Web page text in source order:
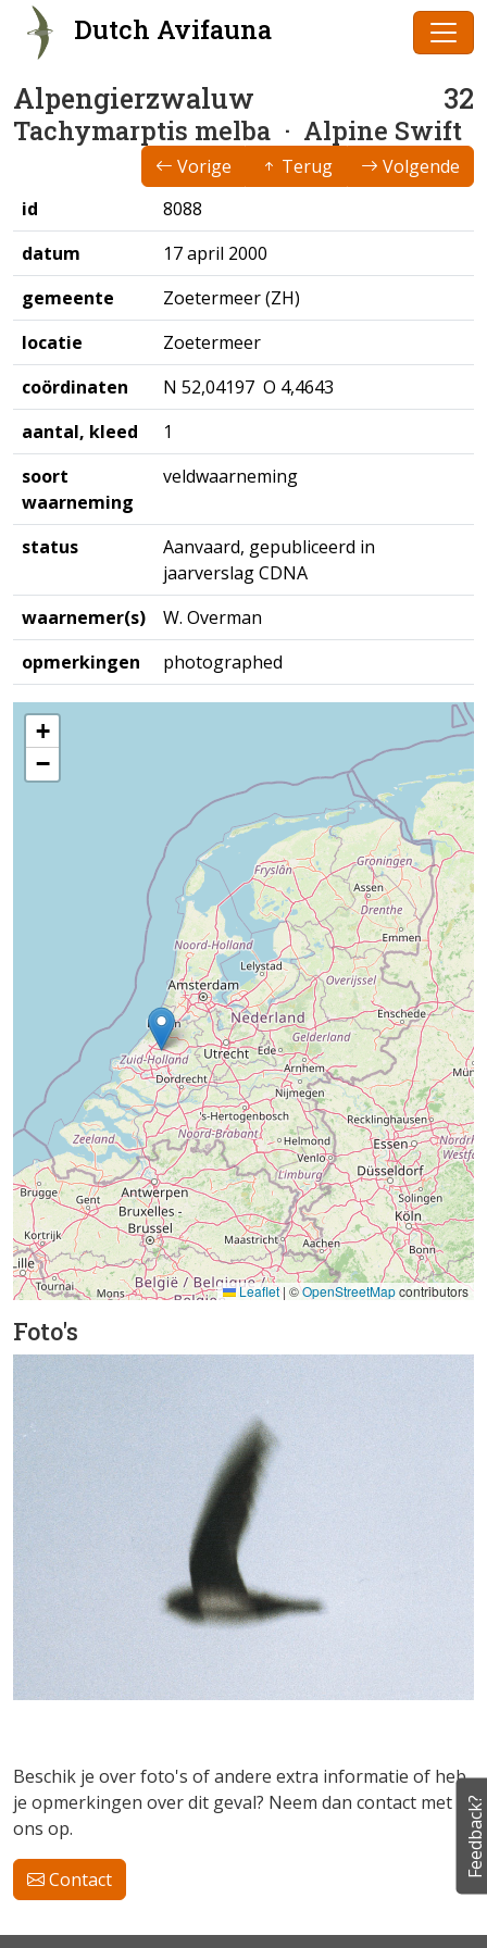
Dutch Avifauna
Alpengierzwaluw 32
Tachymarptis melba · Alpine Swift
Vorige Terug
Volgende
id
8088
datum
17 april 2000
gemeente
Zoetermeer (ZH)
locatie
Zoetermeer
coördinaten
N 52,04197 O 4,4643
aantal, kleed
1
soort
waarneming
veldwaarneming
status
Aanvaard, gepubliceerd in
jaarverslag CDNA
waarnemer(s)
W. Overman
opmerkingen
photographed
+
−
Leaflet| ©OpenStreetMapcontributors
Foto's
Beschik je over foto's of andere extra informatie of heb
je opmerkingen over dit geval? Neem dan contact met
ons op.
Contact
Feedback?